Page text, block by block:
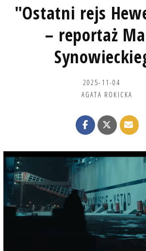
"Ostatni rejs
– reportaż
2025-11-04
AGATA ROKICKA